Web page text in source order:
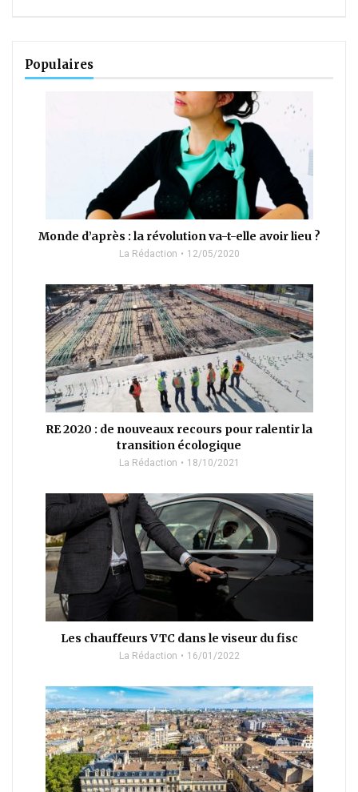
Populaires
Monde d’après : la révolution va-t-elle avoir lieu ?
La Rédaction 12/05/2020
RE 2020 : de nouveaux recours pour ralentir la
transition écologique
La Rédaction 18/10/2021
Les chauffeurs VTC dans le viseur du fisc
La Rédaction 16/01/2022